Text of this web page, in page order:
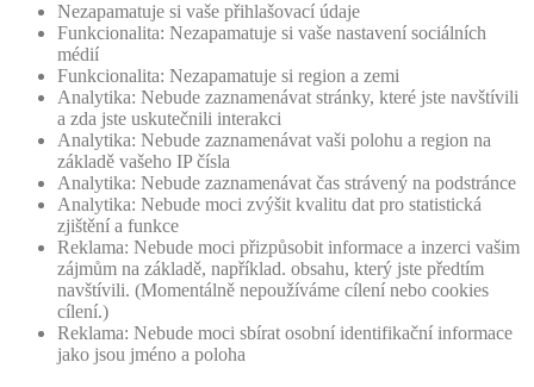
Nezapamatuje si vaše přihlašovací údaje
Funkcionalita: Nezapamatuje si vaše nastavení sociálních
médií
Funkcionalita: Nezapamatuje si region a zemi
Analytika: Nebude zaznamenávat stránky, které jste navštívili
a zda jste uskutečnili interakci
Analytika: Nebude zaznamenávat vaši polohu a region na
základě vašeho IP čísla
Analytika: Nebude zaznamenávat čas strávený na podstránce
Analytika: Nebude moci zvýšit kvalitu dat pro statistická
zjištění a funkce
Reklama: Nebude moci přizpůsobit informace a inzerci vašim
zájmům na základě, například. obsahu, který jste předtím
navštívili. (Momentálně nepoužíváme cílení nebo cookies
cílení.)
Reklama: Nebude moci sbírat osobní identifikační informace
jako jsou jméno a poloha